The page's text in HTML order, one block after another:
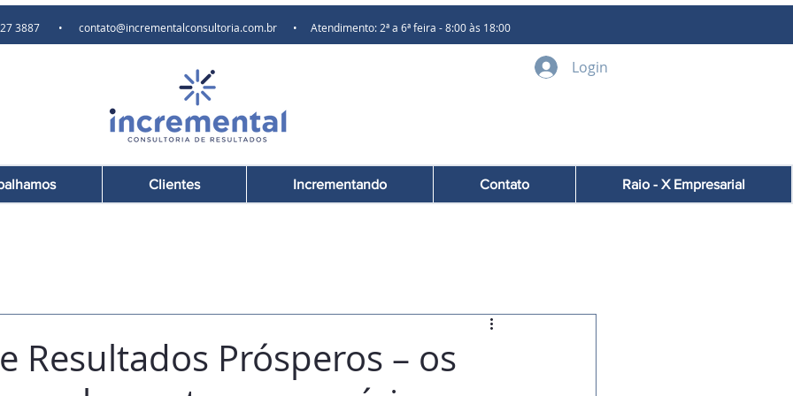
3887 • contato@incrementalconsultoria.com.br • Atendimento: 2ª a 6ª feira - 8:00 às 18:00
Login
Clientes Incrementando Contato Raio - X Empresarial
Resultados Prósperos – os